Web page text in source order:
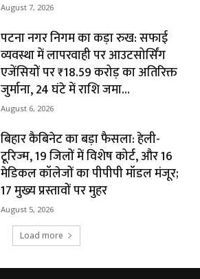
August 7, 2026
पटना नगर निगम का कड़ा रुख: सफाई
व्यवस्था में लापरवाही पर आउटसोर्सिंग
एजेंसियों पर ₹18.59 करोड़ का अतिरिक्त
जुर्माना, 24 घंटे में राशि जमा...
August 6, 2026
बिहार कैबिनेट का बड़ा फैसला: हेली-
टूरिज्म, 19 जिलों में विशेष कोर्ट, और 16
मेडिकल कॉलेजों का पीपीपी मॉडल मंजूर;
17 मुख्य प्रस्तावों पर मुहर
August 5, 2026
Load more